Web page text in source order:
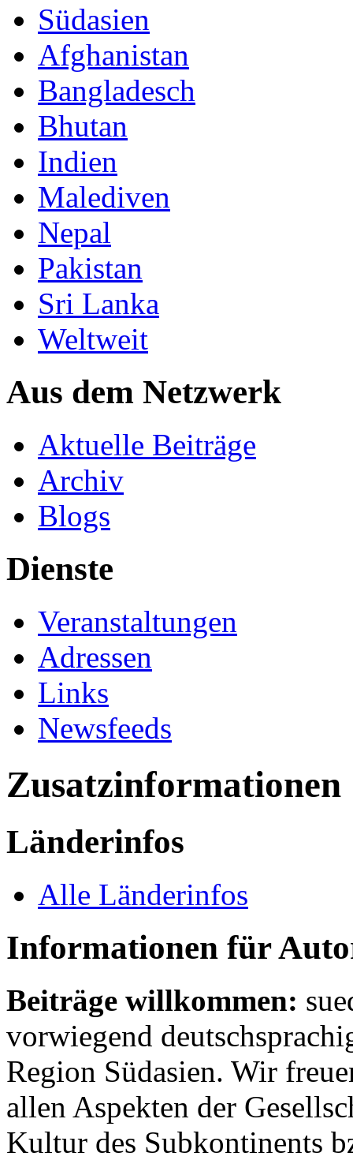
Südasien
Afghanistan
Bangladesch
Bhutan
Indien
Malediven
Nepal
Pakistan
Sri Lanka
Weltweit
Aus dem Netzwerk
Aktuelle Beiträge
Archiv
Blogs
Dienste
Veranstaltungen
Adressen
Links
Newsfeeds
Zusatzinformationen
Länderinfos
Alle Länderinfos
Informationen für
Beiträge willkommen:
vorwiegend
Region Südasien. Wir
allen Aspekten der
Kultur des Subkontinents